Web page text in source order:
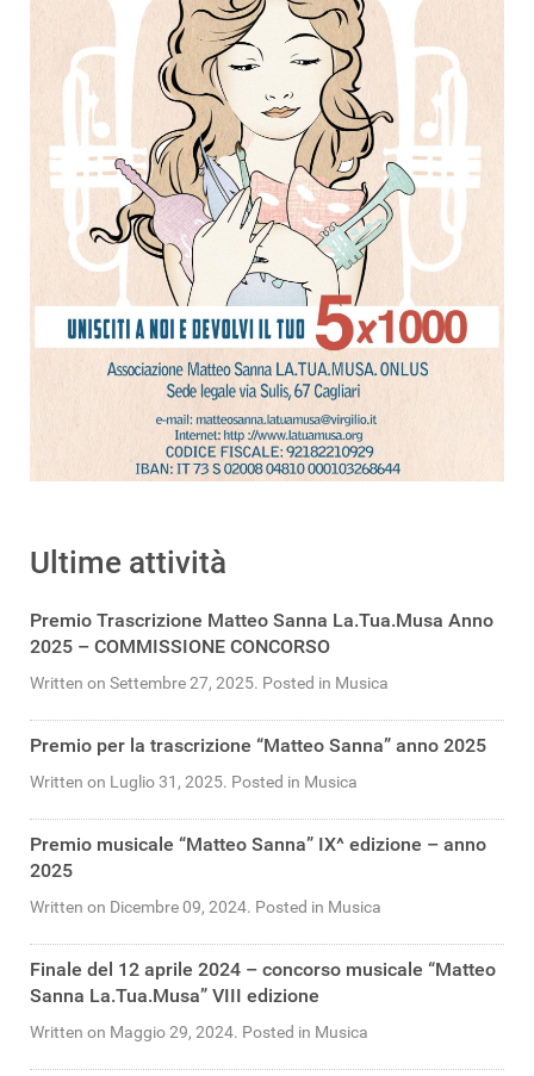
Ultime attività
Premio Trascrizione Matteo Sanna La.Tua.Musa Anno
2025 – COMMISSIONE CONCORSO
Written on Settembre 27, 2025. Posted in Musica
Premio per la trascrizione “Matteo Sanna” anno 2025
Written on Luglio 31, 2025. Posted in Musica
Premio musicale “Matteo Sanna” IX^ edizione – anno
2025
Written on Dicembre 09, 2024. Posted in Musica
Finale del 12 aprile 2024 – concorso musicale “Matteo
Sanna La.Tua.Musa” VIII edizione
Written on Maggio 29, 2024. Posted in Musica